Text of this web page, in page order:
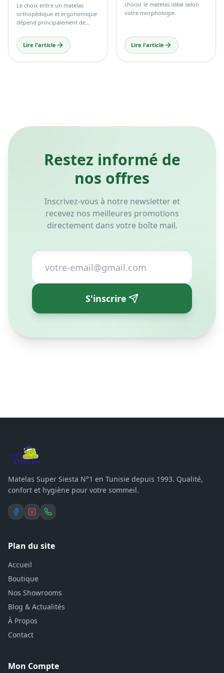
Le choix entre un matelas
orthopédique et ergonomique
dépend principalement de
votre morphologie et de vos
habitudes de sommeil.
Lire l'article
choisir le matelas idéal selon
votre morphologie.
Lire l'article
Restez informé de
nos offres
Inscrivez-vous à notre newsletter et
recevez nos meilleures promotions
directement dans votre boîte mail.
S'inscrire
Matelas Super Siesta N°1 en Tunisie depuis 1993. Qualité,
confort et hygiène pour votre sommeil.
Plan du site
Accueil
Boutique
Nos Showrooms
Blog & Actualités
À Propos
Contact
Mon Compte